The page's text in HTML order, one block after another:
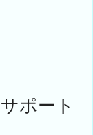
ポート